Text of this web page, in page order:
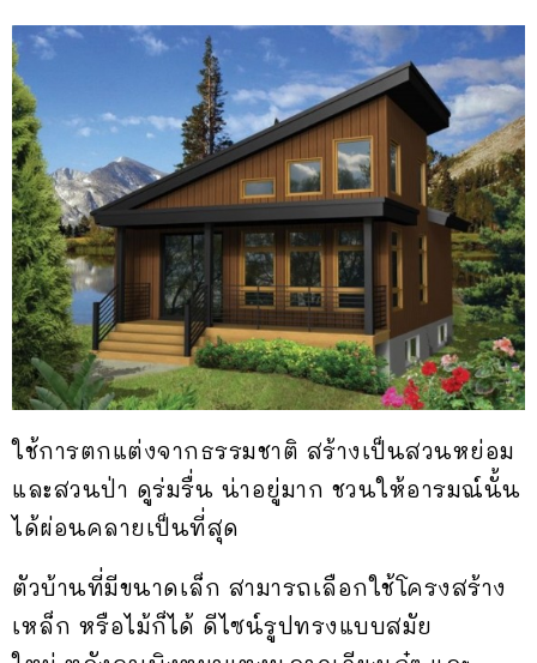
ใช้การตกแต่งจากธรรมชาติ สร้างเป็นสวนหย่อม
และสวนป่า ดูร่มรื่น น่าอยู่มาก ชวนให้อารมณ์นั้น
ได้ผ่อนคลายเป็นที่สุด
ตัวบ้านที่มีขนาดเล็ก สามารถเลือกใช้โครงสร้าง
เหล็ก หรือไม้ก็ได้ ดีไซน์รูปทรงแบบสมัย